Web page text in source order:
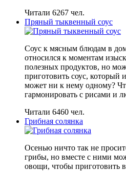
Читали 6267 чел.
Пряный тыквенный соус
Соус к мясным блюдам в
относился к моментам
полезных продуктов, но
приготовить соус, который
может ни к нему одному?
гармонировать с рисами и
Читали 6460 чел.
Грибная солянка
Осенью ничто так не
грибы, но вместе с ними
овощи, чтобы приготовить